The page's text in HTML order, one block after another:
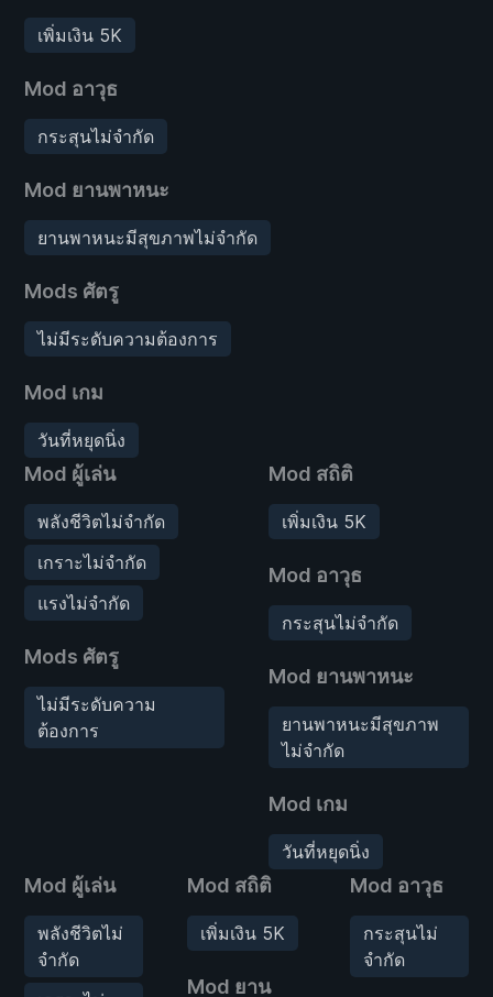
เพิ่มเงิน 5K
Mod อาวุธ
กระสุนไม่จำกัด
Mod ยานพาหนะ
ยานพาหนะมีสุขภาพไม่จำกัด
Mods ศัตรู
ไม่มีระดับความต้องการ
Mod เกม
วันที่หยุดนิ่ง
Mod ผู้เล่น
พลังชีวิตไม่จำกัด
เกราะไม่จำกัด
แรงไม่จำกัด
Mods ศัตรู
ไม่มีระดับความ
ต้องการ
Mod สถิติ
เพิ่มเงิน 5K
Mod อาวุธ
กระสุนไม่จำกัด
Mod ยานพาหนะ
ยานพาหนะมีสุขภาพ
ไม่จำกัด
Mod เกม
วันที่หยุดนิ่ง
Mod ผู้เล่น
พลังชีวิตไม่
จำกัด
Mod สถิติ
เพิ่มเงิน 5K
Mod ยาน
Mod อาวุธ
กระสุนไม่
จำกัด